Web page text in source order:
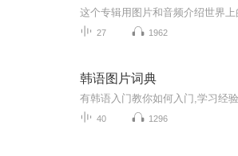
27 1962
韩语图片词典
40 1296